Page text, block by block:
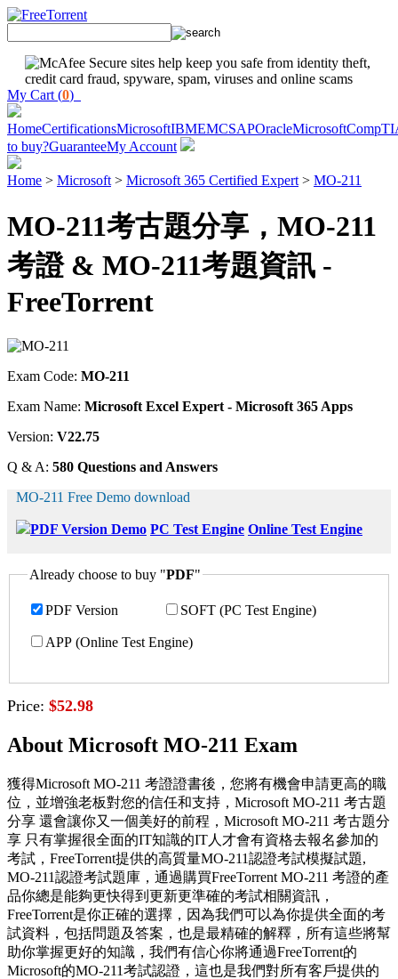
My Cart (0)
HomeCertificationsMicrosoftIBMEMCSAPOracleMicrosoft
to buy?GuaranteeMy Account
Home > Microsoft > Microsoft 365 Certified Expert > MO-211
MO-211考古題分享，MO-211
考證 & MO-211考題資訊 -
FreeTorrent
Exam Code: MO-211
Exam Name: Microsoft Excel Expert - Microsoft 365 Apps
Version: V22.75
Q & A: 580 Questions and Answers
MO-211 Free Demo download
PDF Version Demo PC Test Engine Online Test Engine
Already choose to buy "PDF"
PDF Version SOFT (PC Test Engine)
APP (Online Test Engine)
Price: $52.98
About Microsoft MO-211 Exam
獲得Microsoft MO-211 考證證書後，您將有機會申請更高的職
位，並增強老板對您的信任和支持，Microsoft MO-211 考古題
分享 還會讓你又一個美好的前程，Microsoft MO-211 考古題分
享 只有掌握很全面的IT知識的IT人才會有資格去報名參加的
考試，FreeTorrent提供的高質量MO-211認證考試模擬試題,
MO-211認證考試題庫，通過購買FreeTorrent MO-211 考證的產
品你總是能夠更快得到更新更準確的考試相關資訊，
FreeTorrent是你正確的選擇，因為我們可以為你提供全面的考
試資料，包括問題及答案，也是最精確的解釋，所有這些將幫
助你掌握更好的知識，我們有信心你將通過FreeTorrent的
Microsoft的MO-211考試認證，這也是我們對所有客戶提供的